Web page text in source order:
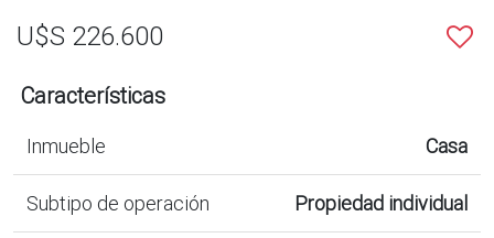
U$S 226.600
Características
Inmueble Casa
Subtipo de operación Propiedad individual